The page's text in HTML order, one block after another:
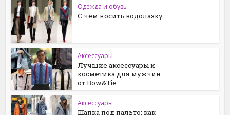
Одежда и обувь
С чем носить водолазку
Аксессуары
Лучшие аксессуары и
косметика для мужчин
от Bow&Tie
Аксессуары
Шапка под пальто: как